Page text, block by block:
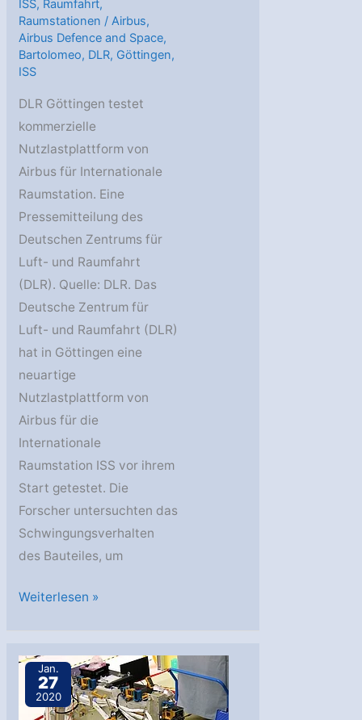
ISS, Raumfahrt,
Raumstationen /Airbus,
Airbus Defence and Space,
Bartolomeo, DLR, Göttingen,
ISS
DLR Göttingen testet
kommerzielle
Nutzlastplattform von
Airbus für Internationale
Raumstation. Eine
Pressemitteilung des
Deutschen Zentrums für
Luft- und Raumfahrt
(DLR). Quelle: DLR. Das
Deutsche Zentrum für
Luft- und Raumfahrt (DLR)
hat in Göttingen eine
neuartige
Nutzlastplattform von
Airbus für die
Internationale
Raumstation ISS vor ihrem
Start getestet. Die
Forscher untersuchten das
Schwingungsverhalten
des Bauteiles, um
DLR
Weiterlesen »
Jan.
27
2020